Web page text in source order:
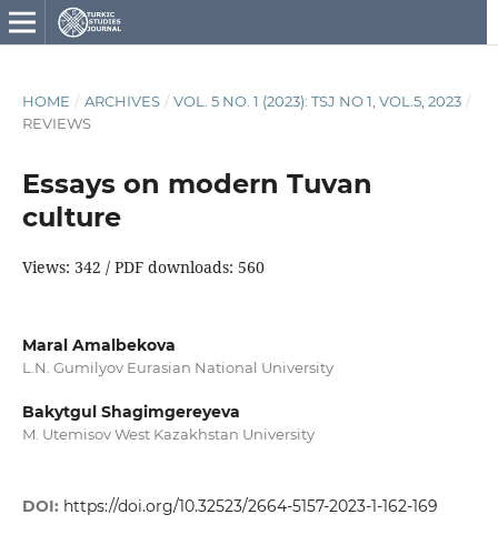
HOME / ARCHIVES / VOL. 5 NO. 1 (2023): TSJ NO 1, VOL.5, 2023 /
REVIEWS
Essays on modern Tuvan
culture
Views: 342 / PDF downloads: 560
Maral Amalbekova
L.N. Gumilyov Eurasian National University
Bakytgul Shagimgereyeva
M. Utemisov West Kazakhstan University
DOI: https://doi.org/10.32523/2664-5157-2023-1-162-169